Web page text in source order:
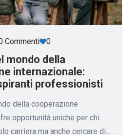
Commenti 0
mondo della
internazionale:
professionisti
della cooperazione
opportunità uniche per chi
carriera ma anche cercare di…